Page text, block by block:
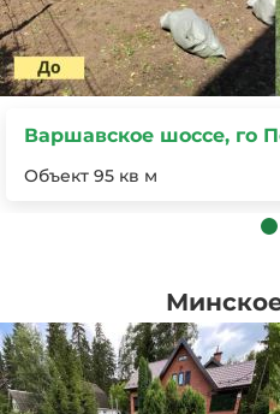
Варшавское шоссе, го
Объект 95 кв м